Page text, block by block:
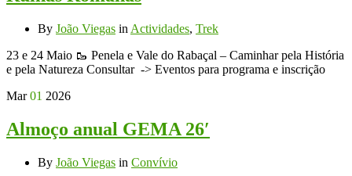
By João Viegas in Actividades, Trek
23 e 24 Maio 🥾 Penela e Vale do Rabaçal – Caminhar pela História
e pela Natureza Consultar -> Eventos para programa e inscrição
Mar 01 2026
Almoço anual GEMA 26′
By João Viegas in Convívio